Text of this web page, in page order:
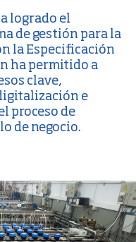
logrado el
de gestión para la
la Especificación
ha permitido a
clave,
e
proceso de
de negocio.